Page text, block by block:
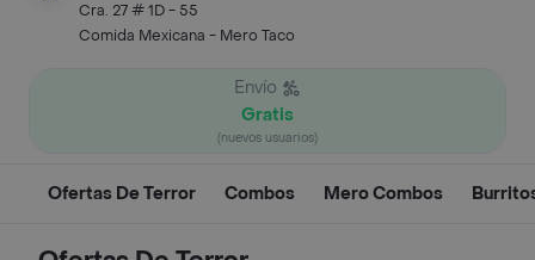
Cra. 27 # 1D - 55
Comida Mexicana - Mero Taco
Envío
Gratis
(nuevos usuarios)
Ofertas De Terror Combos Mero Combos